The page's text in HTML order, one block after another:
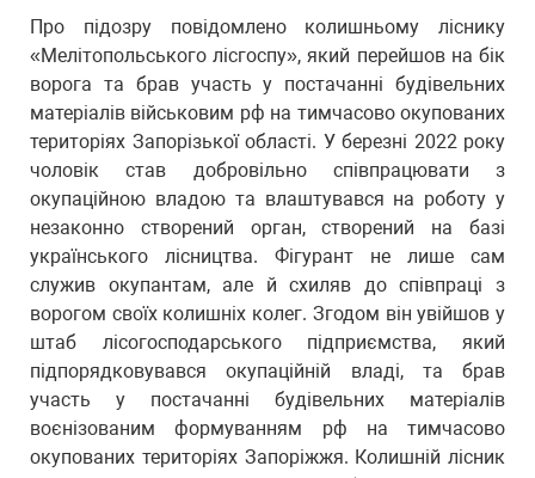
Про підозру повідомлено колишньому ліснику
«Мелітопольського лісгоспу», який перейшов на бік
ворога та брав участь у постачанні будівельних
матеріалів військовим рф на тимчасово окупованих
територіях Запорізької області. У березні 2022 року
чоловік став добровільно співпрацювати з
окупаційною владою та влаштувався на роботу у
незаконно створений орган, створений на базі
українського лісництва. Фігурант не лише сам
служив окупантам, але й схиляв до співпраці з
ворогом своїх колишніх колег. Згодом він увійшов у
штаб лісогосподарського підприємства, який
підпорядковувався окупаційній владі, та брав
участь у постачанні будівельних матеріалів
воєнізованим формуванням рф на тимчасово
окупованих територіях Запоріжжя. Колишній лісник